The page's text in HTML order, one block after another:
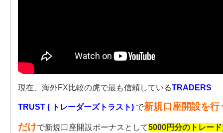
現在、海外FX比較の虎で最も信頼しているTRADERS
TRUST ( トレーダーズトラスト) で新規口座開設を行
だけで新規口座開設ボーナスとして5000円分のトレー